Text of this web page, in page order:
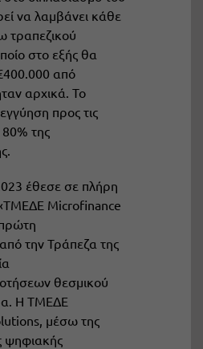
να λαμβάνει κάθε
τραπεζικού
στο εξής θα
από
αρχικά. Το
προς τις
της
έθεσε σε πλήρη
«ΤΜΕΔΕ Microfinance
την Τράπεζα της
θεσμικού
Η ΤΜΕΔΕ
μέσω της
ψηφιακής